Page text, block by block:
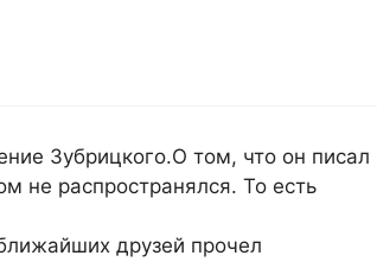
Зубрицкого.О том, что он писал
не распространялся. То есть
друзей прочел